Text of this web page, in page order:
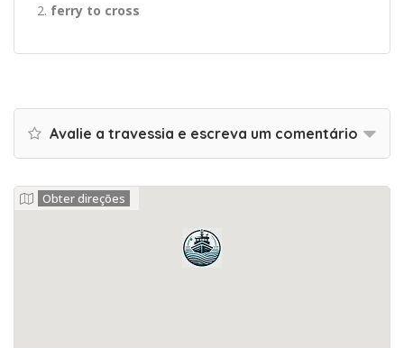
ferry to cross
Avalie a travessia e escreva um comentário
Obter direções